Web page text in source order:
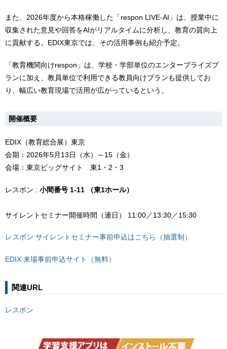
また、2026年度から本格稼働した「respon LIVE-AI」は、授業中に
収集された意見や回答をAIがリアルタイムに分析し、教育の質向上
に貢献する。EDIX東京では、その活用事例も紹介予定。
「教育機関向けrespon」は、学校・学部単位のエンタープライズプ
ランに加え、教員単位で利用できる教員向けプランも提供してお
り、幅広い教育現場で活用が広がっているという。
開催概要
EDIX（教育総合展）東京
会期：2026年5月13日（水）～15（金）
会場：東京ビッグサイト 東1・2・3
レスポン : 小間番号 1-11 （東1ホール）
サイレントセミナー開催時間（連日） 11:00／13:30／15:30
レスポン サイレントセミナー事前申込はこちら（抽選制）
EDIX 来場事前申込サイト（無料）
関連URL
レスポン